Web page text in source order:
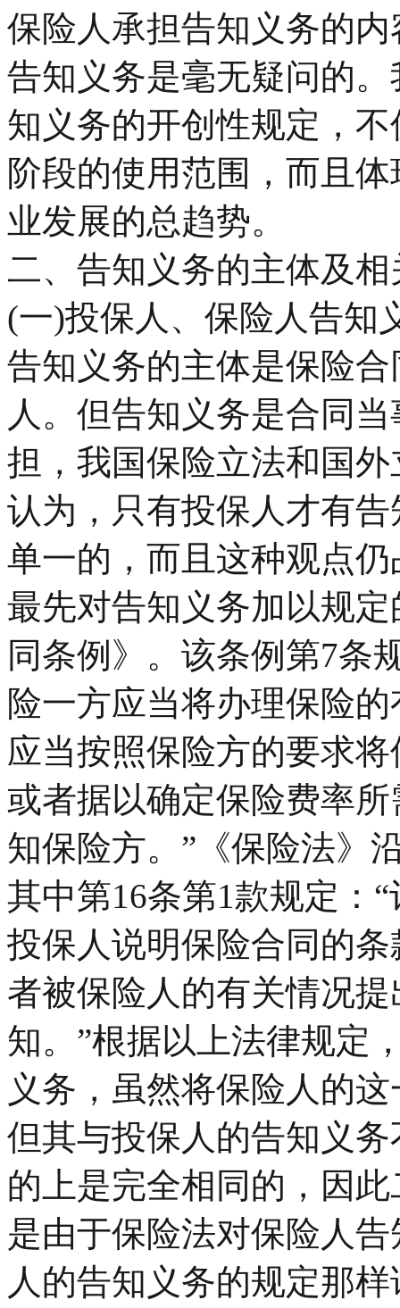
保险人承担告知义务的
告知义务是毫无疑问的
知义务的开创性规定，
阶段的使用范围，而且
业发展的总趋势。
二、告知义务的主体及
(一)投保人、保险人告知
告知义务的主体是保险
人。但告知义务是合同
担，我国保险立法和国
认为，只有投保人才有
单一的，而且这种观点
最先对告知义务加以规
同条例》。该条例第7条
险一方应当将办理保险
应当按照保险方的要求
或者据以确定保险费率
知保险方。”《保险法》
其中第16条第1款规定：
投保人说明保险合同的
者被保险人的有关情况
知。”根据以上法律规定
义务，虽然将保险人的
但其与投保人的告知义
的上是完全相同的，因
是由于保险法对保险人
人的告知义务的规定那